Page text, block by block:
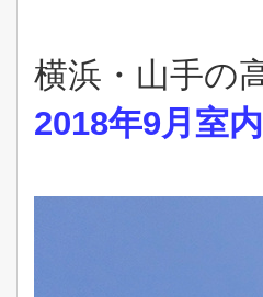
横浜・山手の
2018年9月室